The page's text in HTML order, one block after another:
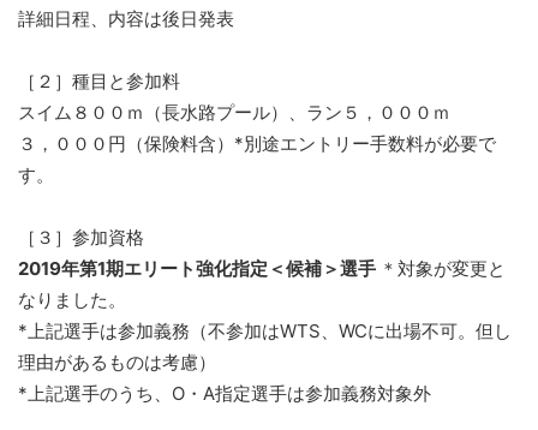
詳細日程、内容は後日発表
［２］種目と参加料
スイム８００ｍ（長水路プール）、ラン５，０００ｍ
３，０００円（保険料含）*別途エントリー手数料が必要で
す。
［３］参加資格
2019年第1期エリート強化指定＜候補＞選手 ＊対象が変更と
なりました。
*上記選手は参加義務（不参加はWTS、WCに出場不可。但し
理由があるものは考慮）
*上記選手のうち、O・A指定選手は参加義務対象外